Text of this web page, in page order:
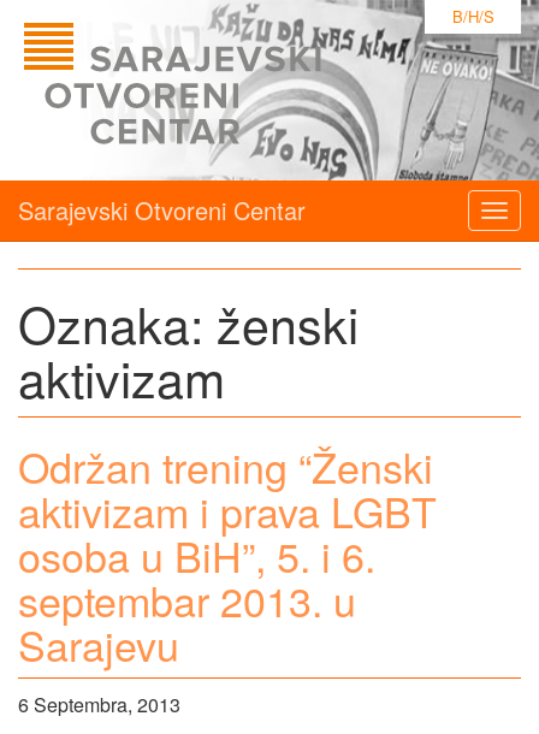
B/H/S
Sarajevski Otvoreni Centar
Oznaka: ženski
aktivizam
Održan trening “Ženski
aktivizam i prava LGBT
osoba u BiH”, 5. i 6.
septembar 2013. u
Sarajevu
6 Septembra, 2013